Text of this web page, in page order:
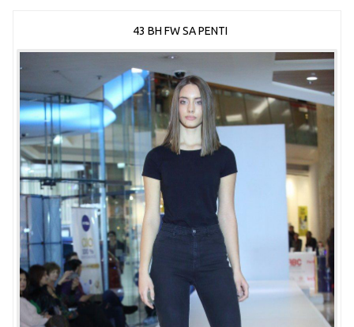
43 BH FW SA PENTI